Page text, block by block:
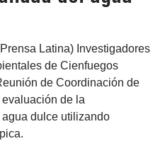
Latina) Investigadores
de Cienfuegos
de Coordinación de
de la
dulce utilizando